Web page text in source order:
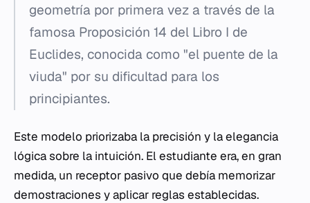
geometría por primera vez a través de la
famosa Proposición 14 del Libro I de
Euclides, conocida como "el puente de la
viuda" por su dificultad para los
principiantes.
Este modelo priorizaba la precisión y la elegancia
lógica sobre la intuición. El estudiante era, en gran
medida, un receptor pasivo que debía memorizar
demostraciones y aplicar reglas establecidas.